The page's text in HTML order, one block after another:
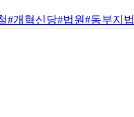
#개혁신당#법원#동부지법